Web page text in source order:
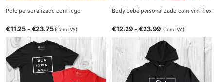
Polo personalizado com logo
€11.25 -€23.75 (Com IVA)
Body bebé personalizado com vinil flex
€12.29 -€23.99 (Com IVA)